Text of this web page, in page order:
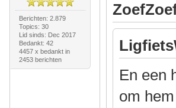
Berichten: 2.879
Topics: 30
Lid sinds: Dec 2017
Bedankt: 42
4457 x bedankt in
2453 berichten
En een
om